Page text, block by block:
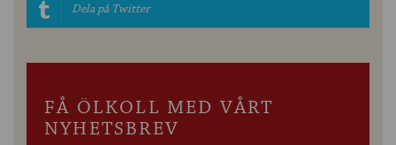
Dela på Twitter
FÅ ÖLKOLL MED VÅRT
NYHETSBREV